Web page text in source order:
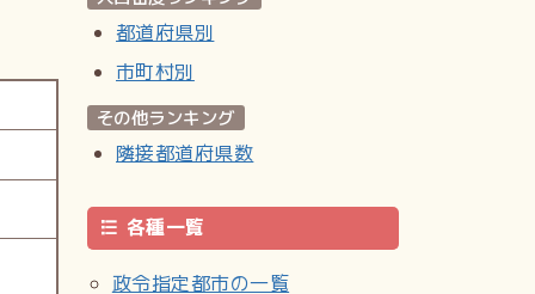
都道府県別
市町村別
その他ランキング
隣接都道府県数
各種一覧
政令指定都市の一覧